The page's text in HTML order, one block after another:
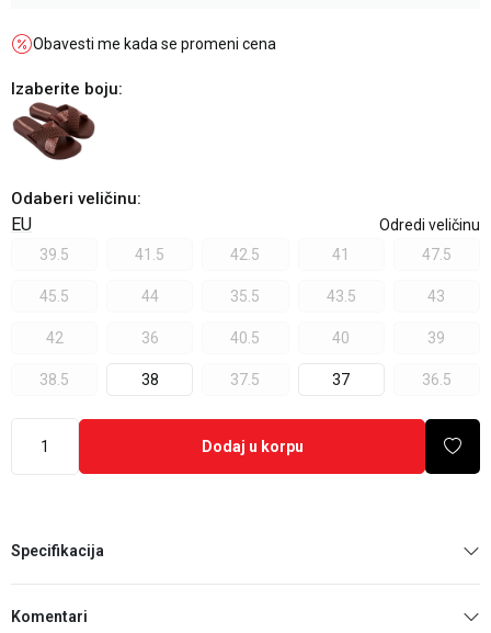
Obavesti me kada se promeni cena
Izaberite boju:
Odaberi veličinu:
EU
Odredi veličinu
39.5
41.5 42.5 41 47.5
45.5 44 35.5 43.5 43
42 36 40.5 40 39
38.5 38 37.5 37 36.5
Dodaj u korpu
Specifikacija
Komentari